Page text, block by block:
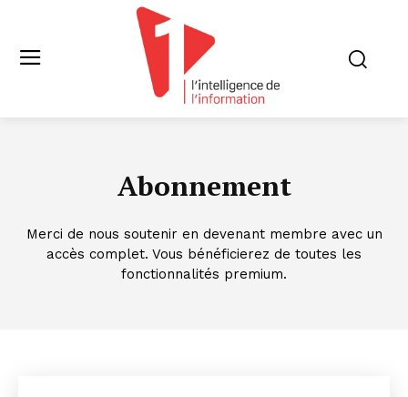
Abonnement
Merci de nous soutenir en devenant membre avec un
accès complet. Vous bénéficierez de toutes les
fonctionnalités premium.